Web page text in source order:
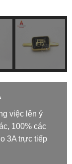
việc lên ý
100% các
3A trực tiếp